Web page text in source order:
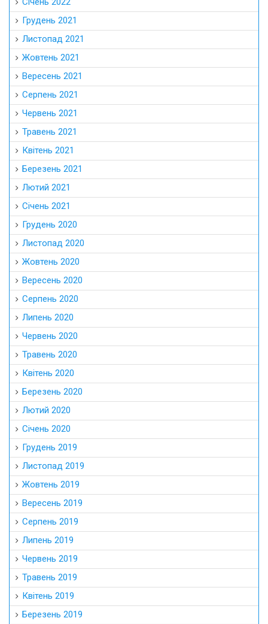
Грудень 2021
Листопад 2021
Жовтень 2021
Вересень 2021
Серпень 2021
Червень 2021
Травень 2021
Квітень 2021
Березень 2021
Лютий 2021
Січень 2021
Грудень 2020
Листопад 2020
Жовтень 2020
Вересень 2020
Серпень 2020
Липень 2020
Червень 2020
Травень 2020
Квітень 2020
Березень 2020
Лютий 2020
Січень 2020
Грудень 2019
Листопад 2019
Жовтень 2019
Вересень 2019
Серпень 2019
Липень 2019
Червень 2019
Травень 2019
Квітень 2019
Березень 2019